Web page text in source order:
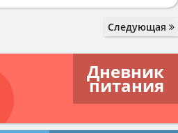
Следующая
Дневник
питания